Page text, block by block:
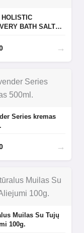
HOLISTIC
BATH SALT
→
Series kremas
→
Muilas Su Tujų
100g.